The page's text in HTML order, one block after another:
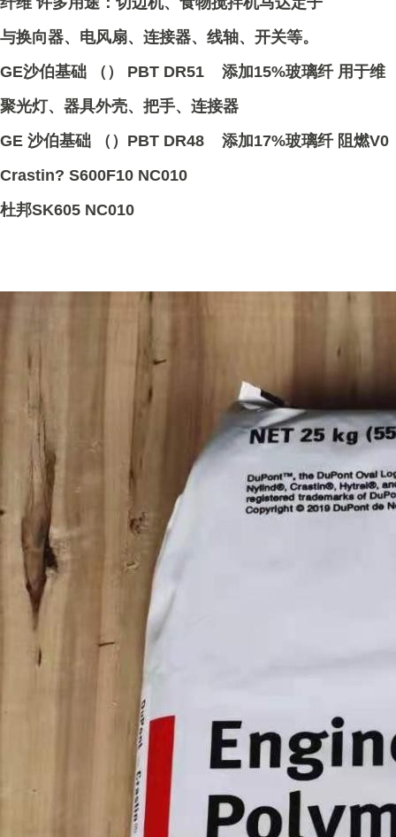
与换向器、电风扇、连接器、线轴、开关等。
GE沙伯基础 （） PBT DR51 添加15%玻璃纤 用于维
聚光灯、器具外壳、把手、连接器
GE 沙伯基础 （）PBT DR48 添加17%玻璃纤 阻燃V0
Crastin? S600F10 NC010
杜邦SK605 NC010